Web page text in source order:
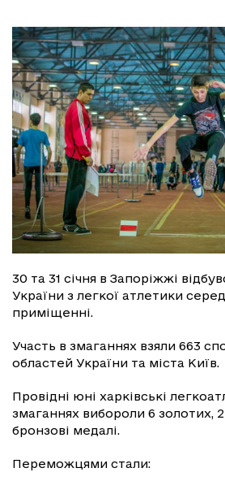
30 та 31 січня в Запоріжжі
України з легкої атлетики
приміщенні.
Участь в змаганнях взяли 663
областей України та міста Київ.
Провідні юні харківські
змаганнях вибороли 6 золотих, 2
бронзові медалі.
Переможцями стали: